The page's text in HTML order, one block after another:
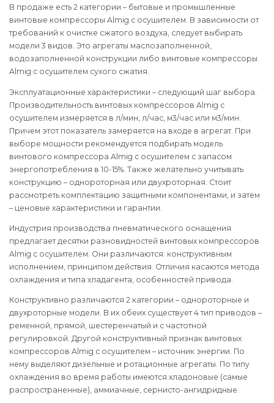
В продаже есть 2 категории – бытовые и промышленные
винтовые компрессоры Almig с осушителем. В зависимости от
требований к очистке сжатого воздуха, следует выбирать
модели 3 видов. Это агрегаты маслозаполненной,
водозаполненной конструкции либо винтовые компрессоры
Almig с осушителем сухого сжатия.
Эксплуатационные характеристики – следующий шаг выбора.
Производительность винтовых компрессоров Almig с
осушителем измеряется в л/мин, л/час, м3/час или м3/мин.
Причем этот показатель замеряется на входе в агрегат. При
выборе мощности рекомендуется подбирать модель
винтового компрессора Almig с осушителем с запасом
энергопотребления в 10-15%. Также желательно учитывать
конструкцию – однороторная или двухроторная. Стоит
рассмотреть комплектацию защитными компонентами, и затем
– ценовые характеристики и гарантии.
Индустрия производства пневматического оснащения
предлагает десятки разновидностей винтовых компрессоров
Almig с осушителем. Они различаются: конструктивным
исполнением, принципом действия. Отличия касаются метода
охлаждения и типа хладагента, особенностей привода.
Конструктивно различаются 2 категории – однороторные и
двухроторные модели. В их обеих существует 4 тип приводов –
ременной, прямой, шестеренчатый и с частотной
регулировкой. Другой конструктивный признак винтовых
компрессоров Almig с осушителем – источник энергии. По
нему выделяют дизельные и ротационные агрегаты. По типу
охлаждения во время работы имеются хладоновые (самые
распространенные), аммиачные, сернисто-ангидридные.